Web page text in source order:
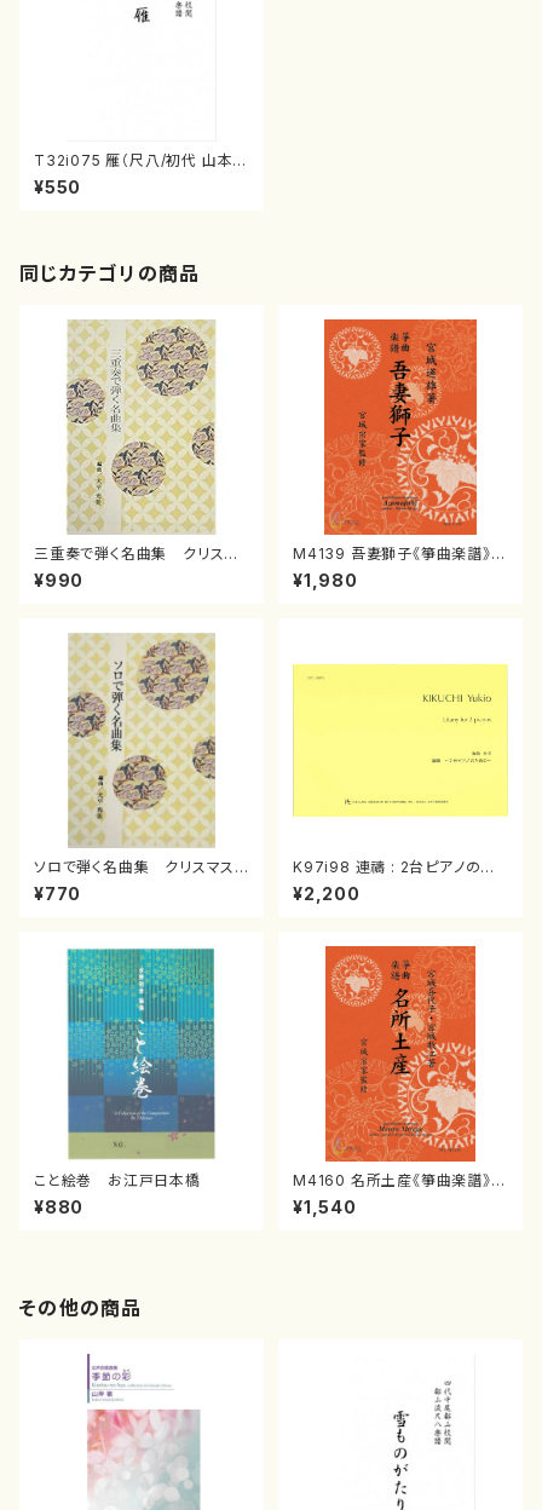
T32i075 雁（尺八/初代 山本邦
山/尺八/都山式譜）都山流公刊
楽譜曲番:524
¥550
同じカテゴリの商品
三重奏で弾く名曲集 クリスマ
スメドレー( 箏2/大平光美 編
曲/楽譜）
¥990
M4139 吾妻獅子《箏曲楽譜》
（箏/宮城道雄著・宮城宗家監修/
箏曲古典楽譜）
¥1,980
ソロで弾く名曲集 クリスマス・
イブ／恋人がサンタクロース(
箏独奏 /大平光美 編曲/楽
¥770
K97i98 連禱 : 2台ピアノのた
めの（2 Pianos / 菊池 幸夫 /
楽譜）
¥2,200
こと絵巻 お江戸日本橋
¥880
M4160 名所土産《箏曲楽譜》
（箏/宮城喜代子・宮城数江著・
宮城宗家監修/箏曲古典楽譜）
¥1,540
その他の商品